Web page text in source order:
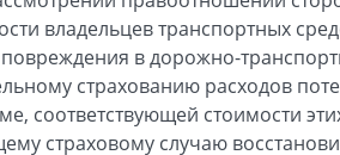
владельцев транспортных
в дорожно-
страхованию расходов
соответствующей стоимости
страховому случаю